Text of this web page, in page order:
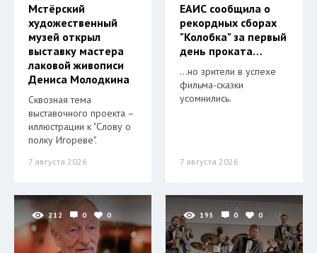
Мстёрский
художественный
музей открыл
выставку мастера
лаковой живописи
Дениса Молодкина
Сквозная тема
выставочного проекта –
иллюстрации к "Слову о
полку Игореве".
7 августа 2026
ЕАИС сообщила о
рекордных сборах
"Колобка" за первый
день проката…
…но зрители в успехе
фильма-сказки
усомнились.
7 августа 2026
212 0 0 195 0 0